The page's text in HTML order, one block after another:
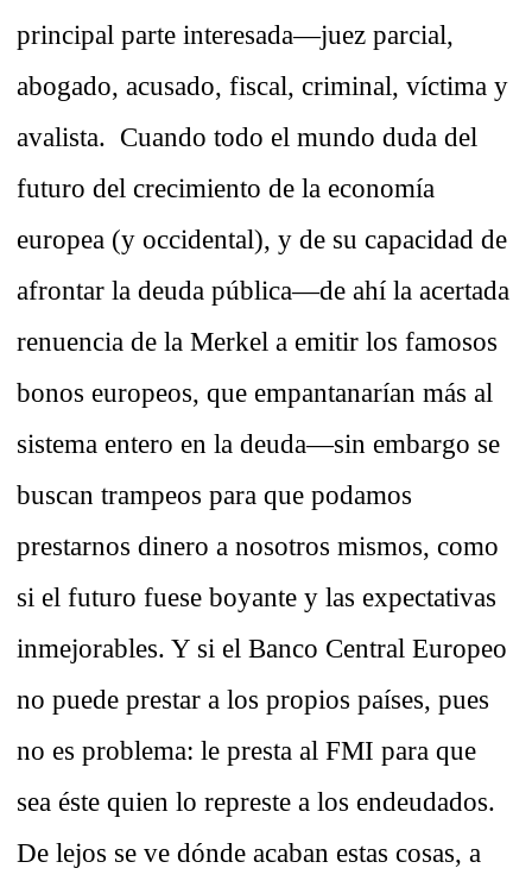
principal parte interesada—juez parcial,
abogado, acusado, fiscal, criminal, víctima y
avalista. Cuando todo el mundo duda del
futuro del crecimiento de la economía
europea (y occidental), y de su capacidad de
afrontar la deuda pública—de ahí la acertada
renuencia de la Merkel a emitir los famosos
bonos europeos, que empantanarían más al
sistema entero en la deuda—sin embargo se
buscan trampeos para que podamos
prestarnos dinero a nosotros mismos, como
si el futuro fuese boyante y las expectativas
inmejorables. Y si el Banco Central Europeo
no puede prestar a los propios países, pues
no es problema: le presta al FMI para que
sea éste quien lo represte a los endeudados.
De lejos se ve dónde acaban estas cosas, a